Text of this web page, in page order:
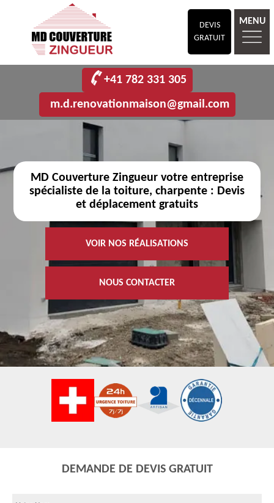
DEVIS
GRATUIT
MENU
+41 782 331 305
m.d.renovationmaison@gmail.com
MD Couverture Zingueur votre entreprise
spécialiste de la toiture, charpente : Devis
et déplacement gratuits
VOIR NOS RÉALISATIONS
NOUS CONTACTER
DEMANDE DE DEVIS GRATUIT